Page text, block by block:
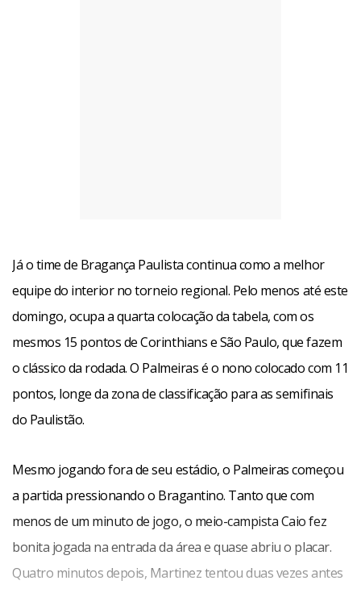
Já o time de Bragança Paulista continua como a melhor
equipe do interior no torneio regional. Pelo menos até este
domingo, ocupa a quarta colocação da tabela, com os
mesmos 15 pontos de Corinthians e São Paulo, que fazem
o clássico da rodada. O Palmeiras é o nono colocado com 11
pontos, longe da zona de classificação para as semifinais
do Paulistão.
Mesmo jogando fora de seu estádio, o Palmeiras começou
a partida pressionando o Bragantino. Tanto que com
menos de um minuto de jogo, o meio-campista Caio fez
bonita jogada na entrada da área e quase abriu o placar.
Quatro minutos depois, Martinez tentou duas vezes antes